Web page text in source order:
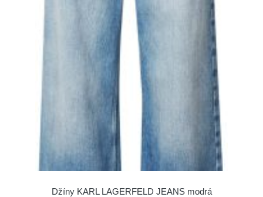
Džíny KARL LAGERFELD JEANS modrá